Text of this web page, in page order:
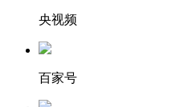
央视频
百家号